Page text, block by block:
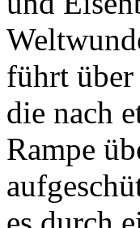
führt
die nach
Rampe